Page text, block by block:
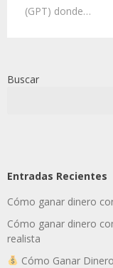
(GPT) donde…
Buscar
Entradas Recientes
Cómo ganar dinero
Cómo ganar dinero
realista
Cómo Ganar